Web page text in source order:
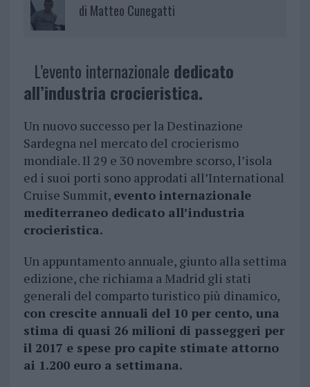
di Matteo Cunegatti
L’evento internazionale dedicato
all’industria crocieristica.
Un nuovo successo per la Destinazione
Sardegna nel mercato del crocierismo
mondiale. Il 29 e 30 novembre scorso, l’isola
ed i suoi porti sono approdati all’International
Cruise Summit, evento internazionale
mediterraneo dedicato all’industria
crocieristica.
Un appuntamento annuale, giunto alla settima
edizione, che richiama a Madrid gli stati
generali del comparto turistico più dinamico,
con crescite annuali del 10 per cento, una
stima di quasi 26 milioni di passeggeri per
il 2017 e spese pro capite stimate attorno
ai 1.200 euro a settimana.